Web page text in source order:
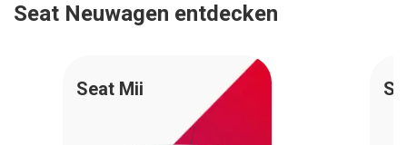
Seat Neuwagen entdecken
Seat Mii